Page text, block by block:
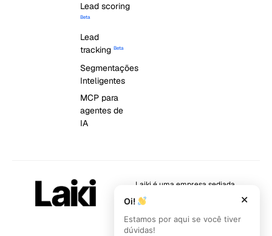
Oi! ✕
Estamos por aqui se você tiver
dúvidas!
Lead scoring
Beta
Lead
tracking Beta
Segmentações
Inteligentes
MCP para
agentes de
IA
Laiki é uma empresa sediada
Rodovia SC 401, 4100 – Km4 –
Saco Grande, Florianópolis –